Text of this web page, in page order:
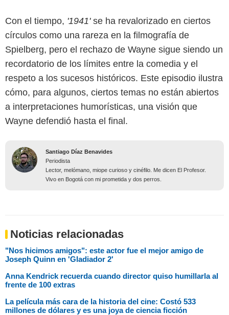
Con el tiempo, '1941'se ha revalorizado en ciertos
círculos como una rareza en la filmografía de
Spielberg, pero el rechazo de Wayne sigue siendo un
recordatorio de los límites entre la comedia y el
respeto a los sucesos históricos. Este episodio ilustra
cómo, para algunos, ciertos temas no están abiertos
a interpretaciones humorísticas, una visión que
Wayne defendió hasta el final.
Santiago Díaz Benavides
Periodista
Lector, melómano, miope curioso y cinéfilo. Me dicen El Profesor.
Vivo en Bogotá con mi prometida y dos perros.
Noticias relacionadas
"Nos hicimos amigos": este actor fue el mejor amigo de
Joseph Quinn en 'Gladiador 2'
Anna Kendrick recuerda cuando director quiso humillarla al
frente de 100 extras
La película más cara de la historia del cine: Costó 533
millones de dólares y es una joya de ciencia ficción